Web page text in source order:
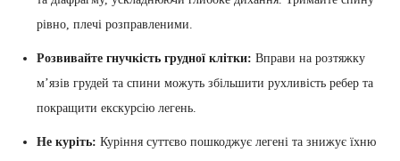
рівно, плечі розправленими.
Розвивайте гнучкість грудної клітки: Вправи на розтяжку
м’язів грудей та спини можуть збільшити рухливість ребер та
покращити екскурсію легень.
Не куріть: Куріння суттєво пошкоджує легені та знижує їхню